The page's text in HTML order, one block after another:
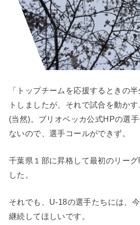
「トップチームを応援するときの
トしましたが、それで試合を動か
(当然)。ブリオベッカ公式HPの選
ないので、選手コールができず。
千葉県１部に昇格して最初のリー
した。
それでも、U-18の選手たちには、
継続してほしいです。